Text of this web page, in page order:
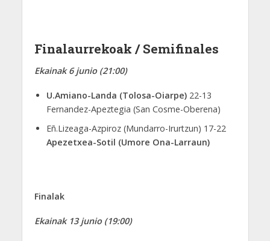
Finalaurrekoak / Semifinales
Ekainak 6 junio (21:00)
U.Amiano-Landa (Tolosa-Oiarpe)22-13
Fernandez-Apeztegia (San Cosme-Oberena)
Eñ.Lizeaga-Azpiroz (Mundarro-Irurtzun) 17-22
Apezetxea-Sotil (Umore Ona-Larraun)
Finalak
Ekainak 13 junio (19:00)